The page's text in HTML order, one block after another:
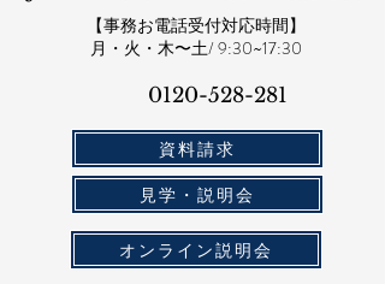
【事務お電話受付対応時間】
​月・火・木〜土/ 9:30~17:30
0120-528-281​
資料請求
見学・説明会
オンライン説明会